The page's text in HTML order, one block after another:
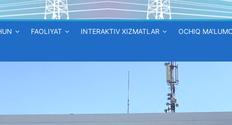
FAOLIYAT INTERAKTIV XIZMATLAR OCHIQ